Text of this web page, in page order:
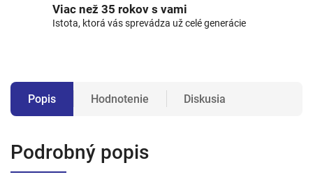
Viac než 35 rokov s vami
Istota, ktorá vás sprevádza už celé generácie
Popis Hodnotenie Diskusia
Podrobný popis